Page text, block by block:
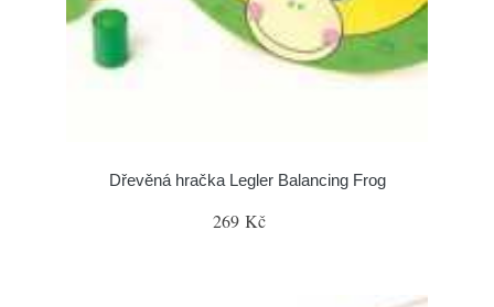
Dřevěná hračka Legler Balancing Frog
269 Kč